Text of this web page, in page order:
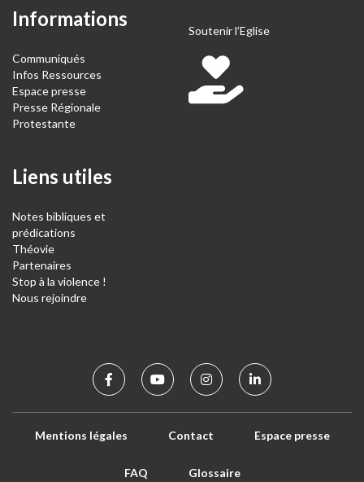
Informations
Communiqués
Infos Ressources
Espace presse
Presse Régionale
Protestante
Liens utiles
Notes bibliques et
prédications
Théovie
Partenaires
Stop à la violence !
Nous rejoindre
Soutenir l’Eglise
Mentions légales Contact Espace presse
FAQ Glossaire